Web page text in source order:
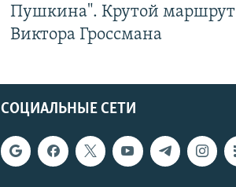
Пушкина". Крутой маршрут
Виктора Гроссмана
СОЦИАЛЬНЫЕ СЕТИ